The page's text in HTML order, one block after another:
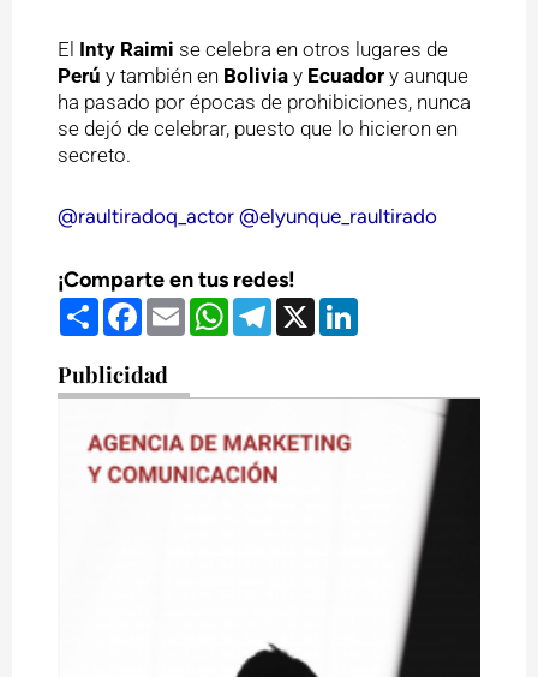
El Inty Raimi se celebra en otros lugares de
Perú y también en Boliviay Ecuadory aunque
ha pasado por épocas de prohibiciones, nunca
se dejó de celebrar, puesto que lo hicieron en
secreto.
@raultiradoq_actor @elyunque_raultirado
¡Comparte en tus redes!
Compartir
Facebook
EmailWhatsApp
Telegram
X LinkedIn
Publicidad